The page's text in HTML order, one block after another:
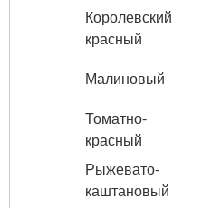
Королевский
красный
Малиновый
Томатно-
красный
Рыжевато-
каштановый